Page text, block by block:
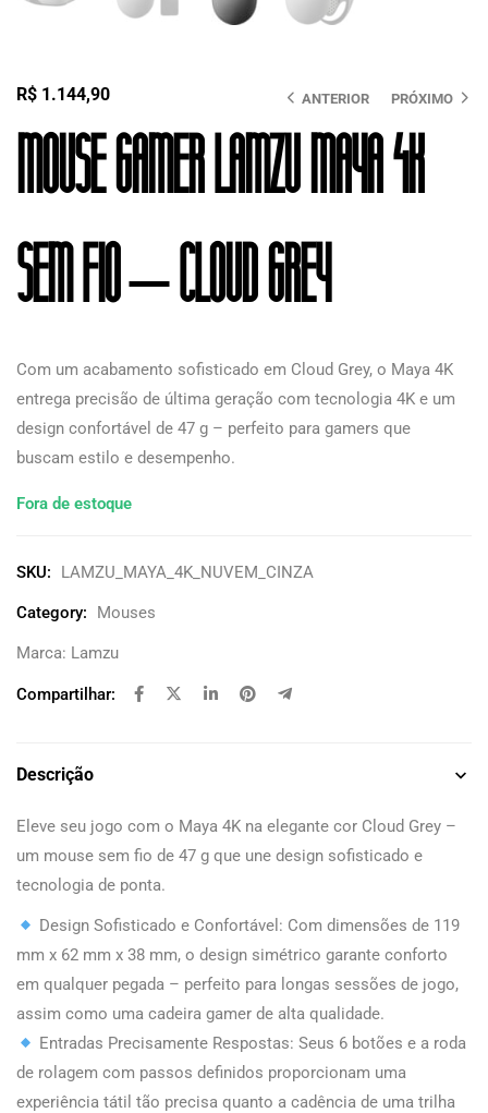
ANTERIOR PRÓXIMO
R$ 1.144,90
Mouse Gamer Lamzu Maya 4K
Sem Fio – Cloud Grey
Com um acabamento sofisticado em Cloud Grey, o Maya 4K
entrega precisão de última geração com tecnologia 4K e um
design confortável de 47 g – perfeito para gamers que
buscam estilo e desempenho.
Fora de estoque
SKU: LAMZU_MAYA_4K_NUVEM_CINZA
Category: Mouses
Marca: Lamzu
Compartilhar:
Descrição
Eleve seu jogo com o Maya 4K na elegante cor Cloud Grey –
um mouse sem fio de 47 g que une design sofisticado e
tecnologia de ponta.
Design Sofisticado e Confortável: Com dimensões de 119
mm x 62 mm x 38 mm, o design simétrico garante conforto
em qualquer pegada – perfeito para longas sessões de jogo,
assim como uma cadeira gamer de alta qualidade.
Entradas Precisamente Respostas: Seus 6 botões e a roda
de rolagem com passos definidos proporcionam uma
experiência tátil tão precisa quanto a cadência de uma trilha